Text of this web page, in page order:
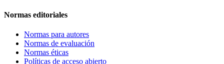
Normas editoriales
Normas para autores
Normas de evaluación
Normas éticas
Políticas de acceso abierto